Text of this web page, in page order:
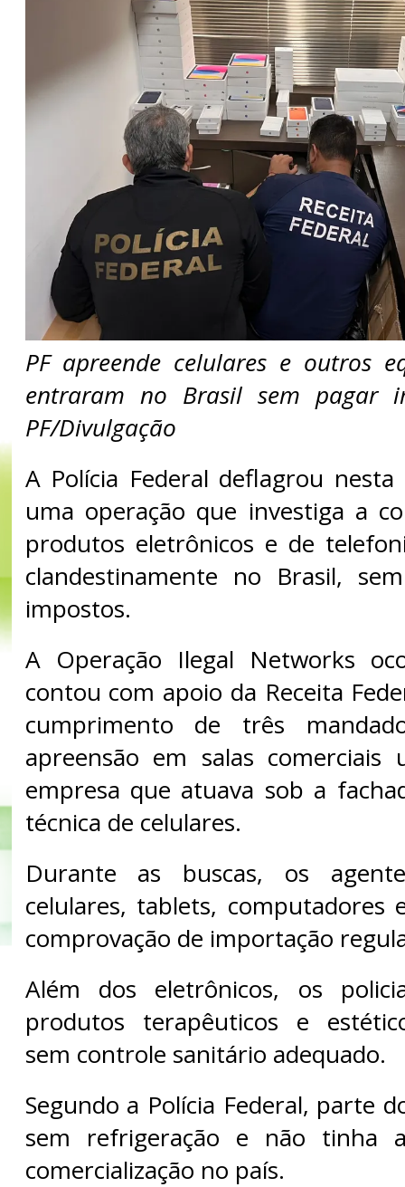
PF apreende celulares e outros
entraram no Brasil sem pagar
PF/Divulgação
A Polícia Federal deflagrou
uma operação que investiga a
produtos eletrônicos e de
clandestinamente no Brasil,
impostos.
A Operação Ilegal Networks
contou com apoio da Receita
cumprimento de três
apreensão em salas comerciais
empresa que atuava sob a
técnica de celulares.
Durante as buscas, os
celulares, tablets, computadores
comprovação de importação
Além dos eletrônicos, os
produtos terapêuticos e
sem controle sanitário adequado.
Segundo a Polícia Federal, parte
sem refrigeração e não tinha
comercialização no país.